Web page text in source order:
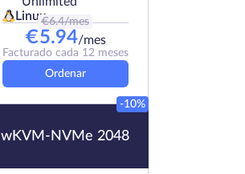
Linux€6.4/mes
€5.94/mes
Facturado cada 12 meses
Ordenar
wKVM-NVMe 2048
-10%